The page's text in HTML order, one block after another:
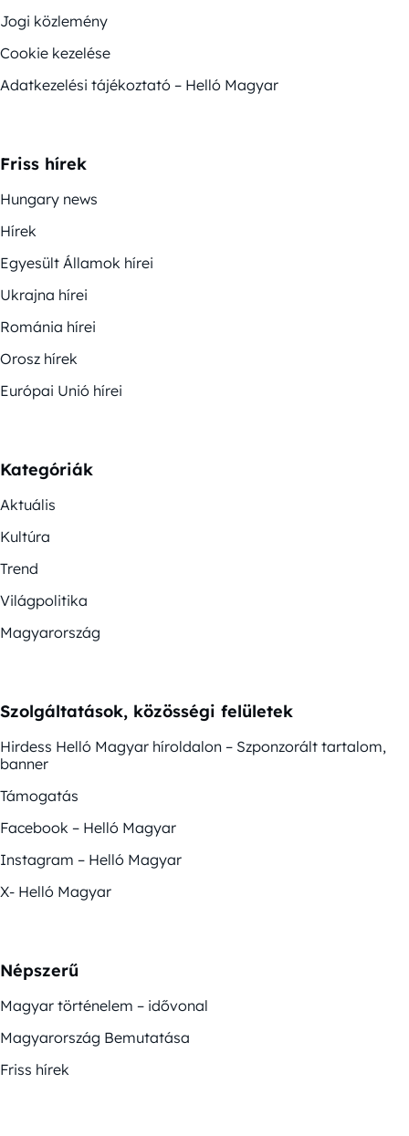
Jogi közlemény
Cookie kezelése
Adatkezelési tájékoztató – Helló Magyar
Friss hírek
Hungary news
Hírek
Egyesült Államok hírei
Ukrajna hírei
Románia hírei
Orosz hírek
Európai Unió hírei
Kategóriák
Aktuális
Kultúra
Trend
Világpolitika
Magyarország
Szolgáltatások, közösségi felületek
Hirdess Helló Magyar híroldalon – Szponzorált tartalom,
banner
Támogatás
Facebook – Helló Magyar
Instagram – Helló Magyar
X- Helló Magyar
Népszerű
Magyar történelem – idővonal
Magyarország Bemutatása
Friss hírek